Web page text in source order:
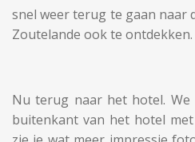
snel weer terug te gaan naar
Zoutelande ook te ontdekken.
Nu terug naar het hotel.
buitenkant van het hotel